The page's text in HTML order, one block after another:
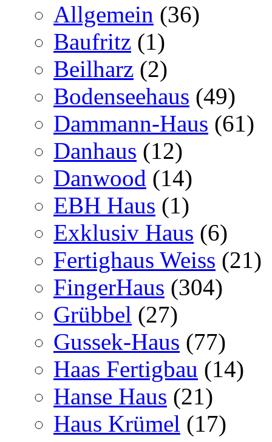
Allgemein (36)
Baufritz (1)
Beilharz (2)
Bodenseehaus (49)
Dammann-Haus (61)
Danhaus (12)
Danwood (14)
EBH Haus (1)
Exklusiv Haus (6)
Fertighaus Weiss (21)
FingerHaus (304)
Grübbel (27)
Gussek-Haus (77)
Haas Fertigbau (14)
Hanse Haus (21)
Haus Krümel (17)